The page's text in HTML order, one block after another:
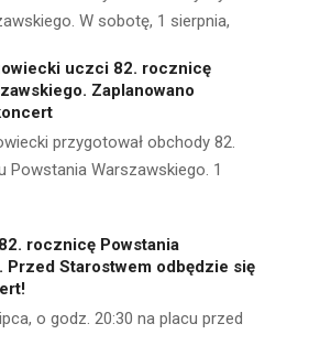
W sobotę, 1 sierpnia,
uczci 82. rocznicę
Zaplanowano
przygotował obchody 82.
Powstania Warszawskiego. 1
rocznicę Powstania
Przed Starostwem odbędzie się
o godz. 20:30 na placu przed